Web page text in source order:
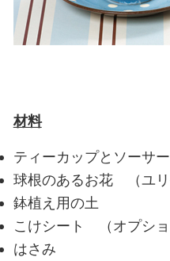
材料
ティーカップとソーサー
球根のあるお花 （ユリ
鉢植え用の土
こけシート （オプショ
はさみ